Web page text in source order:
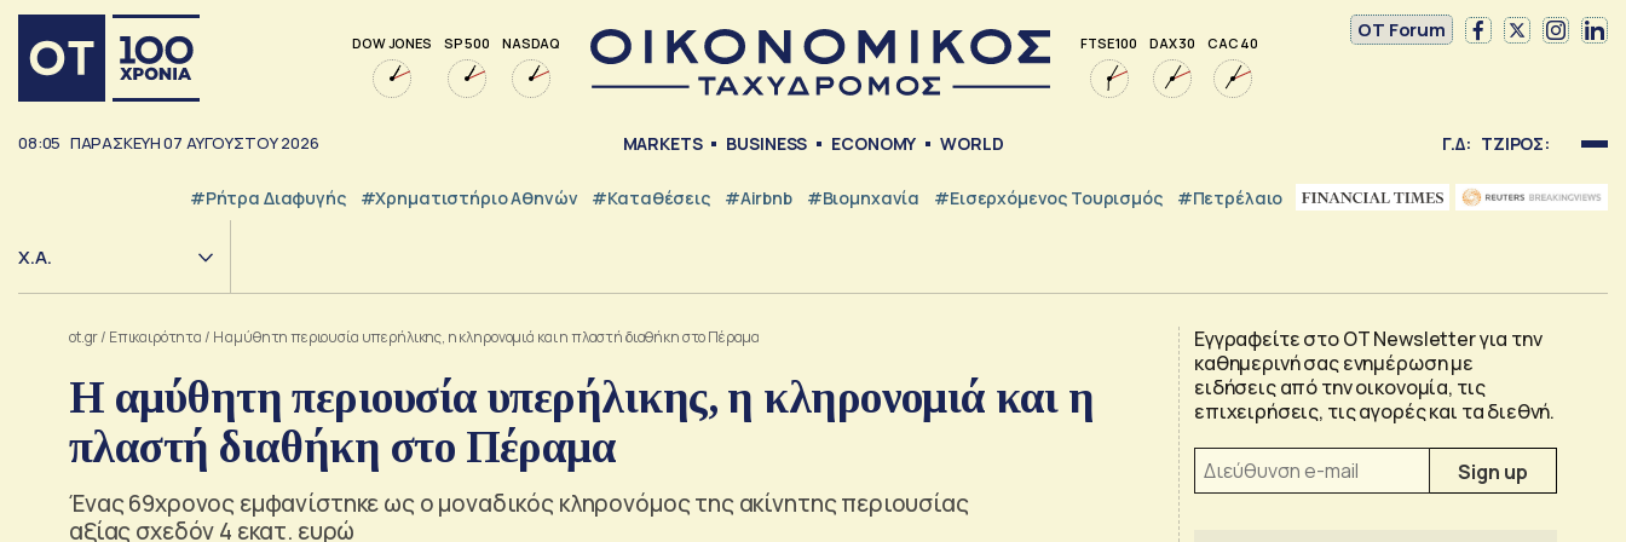
DOW JONES SP 500 NASDAQ FTSE 100 DAX 30 CAC 40
OT Forum
08:05 ΠΑΡΑΣΚΕΥΗ07 ΑΥΓΟΥΣΤΟΥ2026 MARKETS BUSINESS ECONOMY WORLD Γ.Δ: ΤΖΙΡΟΣ:
#ρήτρα Διαφυγής #Χρηματιστήριο Αθηνών #Καταθέσεις #Airbnb #Βιομηχανία #εισερχόμενος Τουρισμός #Πετρέλαιο
Χ.Α.
ot.gr/ Επικαιρότητα / Η αμύθητη περιουσία υπερήλικης, η κληρονομιά και η πλαστή διαθήκη στο Πέραμα
Η αμύθητη περιουσία υπερήλικης, η κληρονομιά και η
πλαστή διαθήκη στο Πέραμα
Ένας 69χρονος εμφανίστηκε ως ο μοναδικός κληρονόμος της ακίνητης περιουσίας
αξίας σχεδόν 4 εκατ. ευρώ
Εγγραφείτε στο OT Newsletter για την
καθημερινή σας ενημέρωση με
ειδήσεις από την οικονομία, τις
επιχειρήσεις, τις αγορές και τα διεθνή.